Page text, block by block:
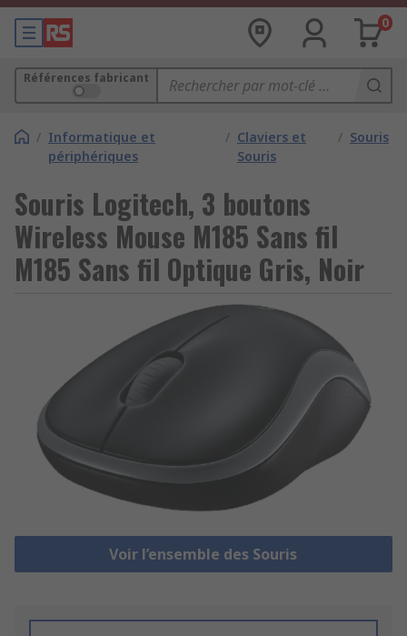
0
Références fabricant
/ Informatique et
périphériques
/ Claviers et
Souris
/ Souris
Souris Logitech, 3 boutons
Wireless Mouse M185 Sans fil
M185 Sans fil Optique Gris, Noir
Voir l’ensemble des Souris